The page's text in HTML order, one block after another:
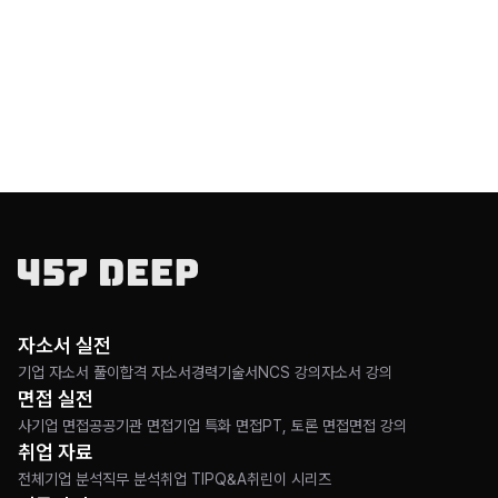
자소서 실전
기업 자소서 풀이 합격 자소서경력기술서 NCS 강의자소서 강의
면접 실전
사기업 면접공공기관 면접기업 특화 면접PT, 토론 면접면접 강의
취업 자료
전체 기업 분석직무 분석취업 TIPQ&A취린이 시리즈